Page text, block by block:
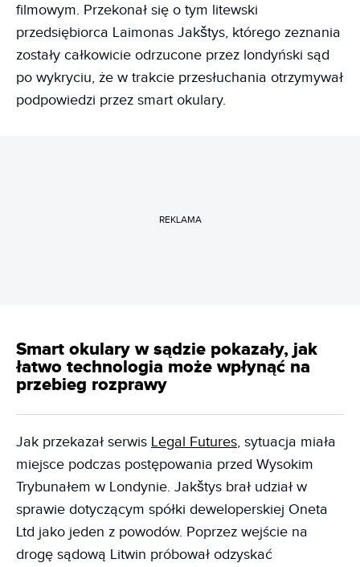
filmowym. Przekonał się o tym litewski
przedsiębiorca Laimonas Jakštys, którego zeznania
zostały całkowicie odrzucone przez londyński sąd
po wykryciu, że w trakcie przesłuchania otrzymywał
podpowiedzi przez smart okulary.
REKLAMA
Smart okulary w sądzie pokazały, jak
łatwo technologia może wpłynąć na
przebieg rozprawy
Jak przekazał serwis Legal Futures, sytuacja miała
miejsce podczas postępowania przed Wysokim
Trybunałem w Londynie. Jakštys brał udział w
sprawie dotyczącym spółki deweloperskiej Oneta
Ltd jako jeden z powodów. Poprzez wejście na
drogę sądową Litwin próbował odzyskać